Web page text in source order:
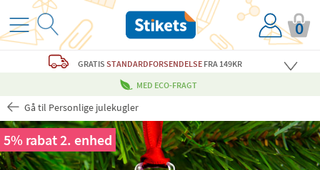
0
GRATISSTANDARDFORSENDELSE FRA 149KR
MED ECO-FRAGT
Gå til Personlige julekugler
5% rabat 2. enhed